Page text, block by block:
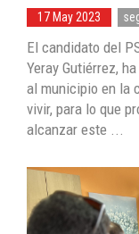
17 May 2023
El candidato del
Yeray Gutiérrez,
al municipio en la
vivir, para lo que
alcanzar este ...